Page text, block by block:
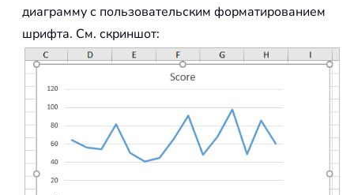
диаграмму с пользовательским форматированием
шрифта. См. скриншот: